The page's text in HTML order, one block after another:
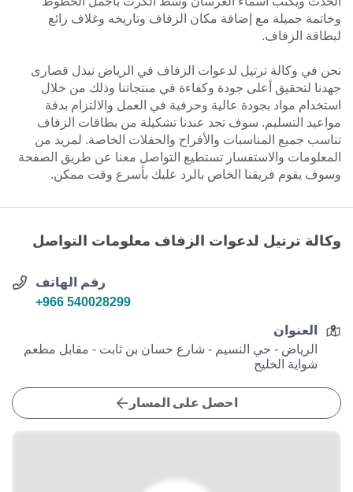
وخاتمة جميلة مع إضافة مكان الزفاف وتاريخه وغلاف رائع
لبطاقة الزفاف.
نحن في وكالة ترتيل لدعوات الزفاف في الرياض نبذل قصارى
جهدنا لتحقيق أعلى جودة وكفاءة في منتجاتنا وذلك من خلال
استخدام مواد بجودة عالية وحرفية في العمل والالتزام بدقة
مواعيد التسليم. سوف تجد عندنا تشكيلة من بطاقات الزفاف
تناسب جميع المناسبات والأفراح والحفلات الخاصة. لمزيد من
المعلومات والاستفسار تستطيع التواصل معنا عن طريق الصفحة
وسوف يقوم فريقنا الخاص بالرد عليك بأسرع وقت ممكن.
وكالة ترتيل لدعوات الزفاف معلومات التواصل
رقم الهاتف
+966 540028299
العنوان
الرياض - حي النسيم - شارع حسان بن ثابت - مقابل مطعم
شواية الخليج
احصل على المسار